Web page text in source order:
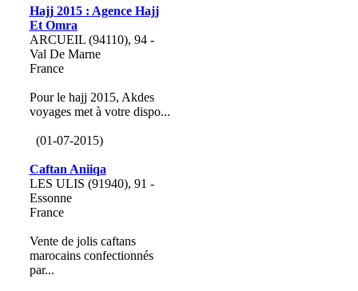
Hajj 2015 : Agence Hajj
Et Omra
ARCUEIL (94110), 94 -
Val De Marne
France
Pour le hajj 2015, Akdes
voyages met à votre dispo...
(01-07-2015)
Caftan Aniiqa
LES ULIS (91940), 91 -
Essonne
France
Vente de jolis caftans
marocains confectionnés
par...